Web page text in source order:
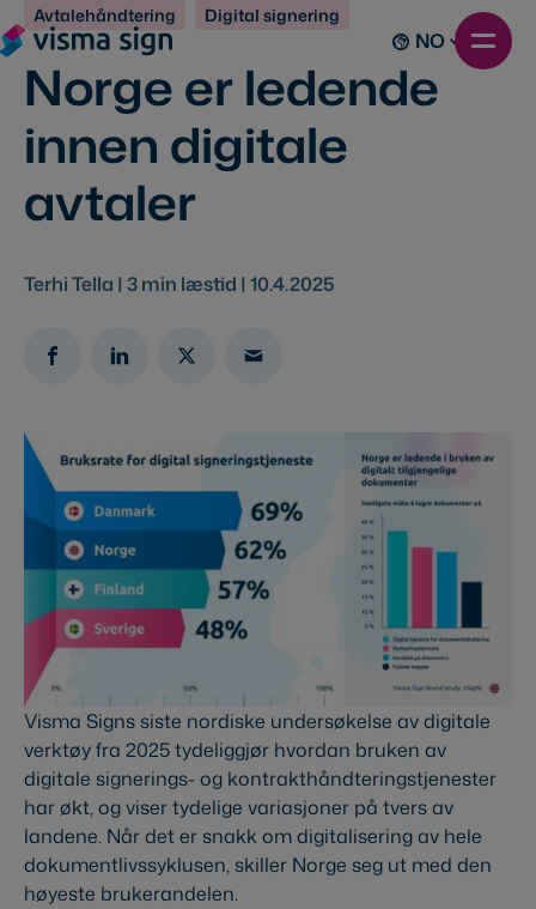
NO
Avtalehåndtering Digital signering
Norge er ledende
innen digitale
avtaler
Terhi Tella | 3min læstid | 10.4.2025
Visma Signs siste nordiske undersøkelse av digitale
verktøy fra 2025 tydeliggjør hvordan bruken av
digitale signerings- og kontrakthåndteringstjenester
har økt, og viser tydelige variasjoner på tvers av
landene. Når det er snakk om digitalisering av hele
dokumentlivssyklusen, skiller Norge seg ut med den
høyeste brukerandelen.